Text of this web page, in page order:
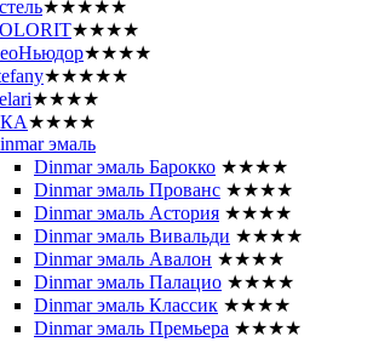
★★★★★
★★★★
★★★★
★★★★★
★★★★
★★★★
эмаль
Dinmar эмаль Барокко ★★★★
Dinmar эмаль Прованс ★★★★
Dinmar эмаль Астория ★★★★
Dinmar эмаль Вивальди ★★★★
Dinmar эмаль Авалон ★★★★
Dinmar эмаль Палацио ★★★★
Dinmar эмаль Классик ★★★★
Dinmar эмаль Премьера ★★★★